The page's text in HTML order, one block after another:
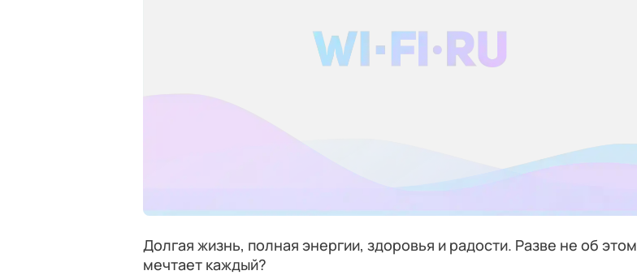
Долгая жизнь, полная энергии, здоровья и радости. Разве не об этом
мечтает каждый?